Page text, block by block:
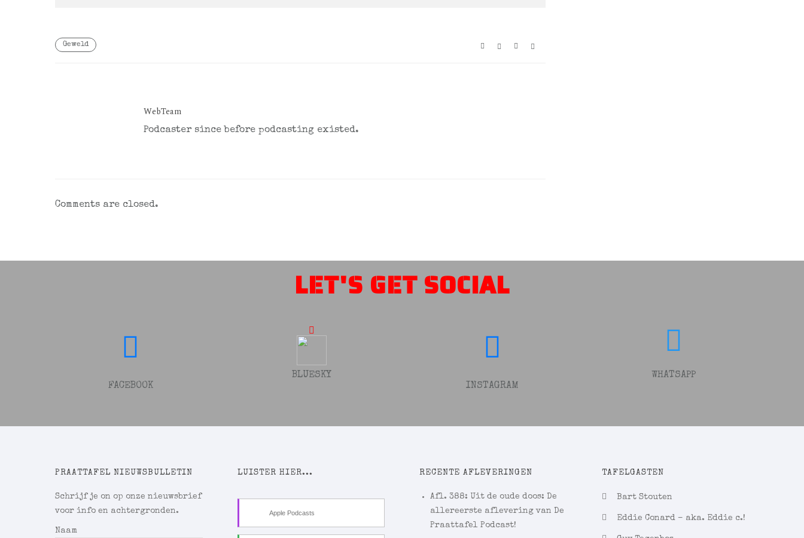
Geweld
WebTeam
Podcaster since before podcasting existed.
Comments are closed.
LET'S GET SOCIAL
FACEBOOK
BLUESKY
INSTAGRAM
WHATSAPP
PRAATTAFEL NIEUWSBULLETIN
Schrijf je on op onze nieuwsbrief
voor info en achtergronden.
Naam
LUISTER HIER...
Apple Podcasts
RECENTE AFLEVERINGEN
Afl. 388: Uit de oude doos: De
allereerste aflevering van De
Praattafel Podcast!
TAFELGASTEN
Bart Stouten
Eddie Conard – aka. Eddie c.!